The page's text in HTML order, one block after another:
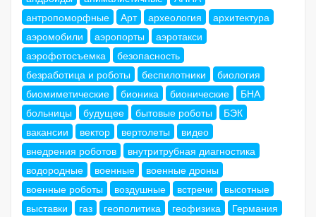
антропоморфные
Арт археология
архитектура
аэромобили
аэропорты
аэротакси
аэрофотосъемка
безопасность
безработица и роботы
беспилотники
биология
биомиметические
бионика бионические
БНА
больницы
будущее бытовые роботы
БЭК
вакансии
вектор вертолеты
видео
внедрения роботов
внутритрубная диагностика
водородные
военные
военные дроны
военные роботы
воздушные встречи
высотные
выставки
газ геополитика геофизика
Германия